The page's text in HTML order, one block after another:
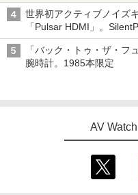
世界初アクティブノイズ
「Pulsar HDMI」。
「バック・トゥ・ザ・フ
腕時計。1985本限定
AV